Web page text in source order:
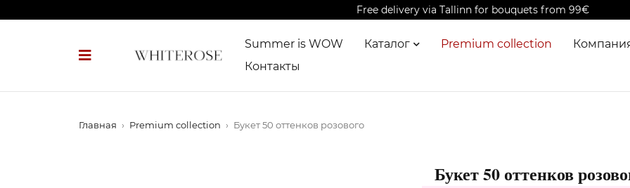
Free delivery via Tallinn for bouquets from 99€
Summer is WOW Каталог Premium collection
Контакты
Главная › Premium collection › Букет 50 оттенков розового
Букет 50 оттенков